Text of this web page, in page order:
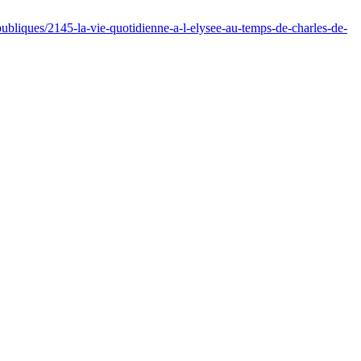
2145-la-vie-quotidienne-a-l-elysee-au-temps-de-charles-de-